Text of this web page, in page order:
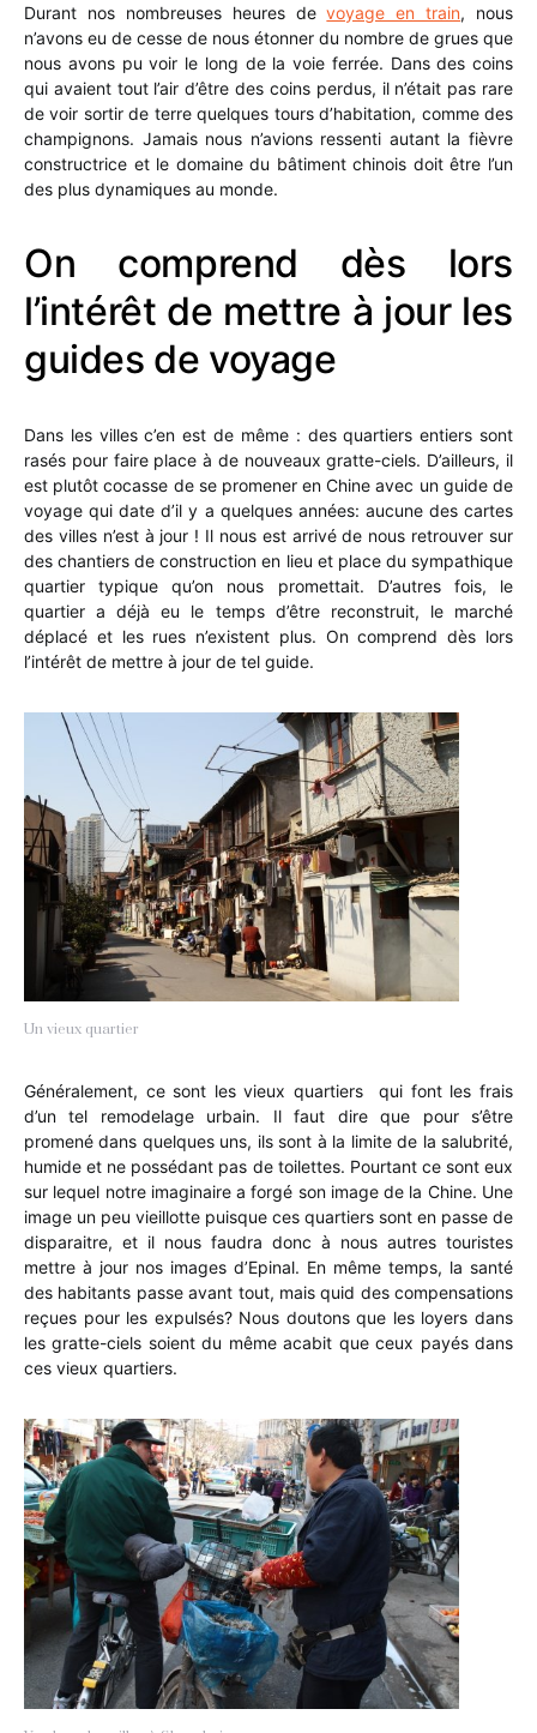
Durant nos nombreuses heures devoyage en train, nous
n’avons eu de cesse de nous étonner du nombre de grues que
nous avons pu voir le long de la voie ferrée. Dans des coins
qui avaient tout l’air d’être des coins perdus, il n’était pas rare
de voir sortir de terre quelques tours d’habitation, comme des
champignons. Jamais nous n’avions ressenti autant la fièvre
constructrice et le domaine du bâtiment chinois doit être l’un
des plus dynamiques au monde.
On comprend dès lors
l’intérêt de mettre à jour les
guides de voyage
Dans les villes c’en est de même : des quartiers entiers sont
rasés pour faire place à de nouveaux gratte-ciels. D’ailleurs, il
est plutôt cocasse de se promener en Chine avec un guide de
voyage qui date d’il y a quelques années: aucune des cartes
des villes n’est à jour ! Il nous est arrivé de nous retrouver sur
des chantiers de construction en lieu et place du sympathique
quartier typique qu’on nous promettait. D’autres fois, le
quartier a déjà eu le temps d’être reconstruit, le marché
déplacé et les rues n’existent plus. On comprend dès lors
l’intérêt de mettre à jour de tel guide.
Un vieux quartier
Généralement, ce sont les vieux quartiers qui font les frais
d’un tel remodelage urbain. Il faut dire que pour s’être
promené dans quelques uns, ils sont à la limite de la salubrité,
humide et ne possédant pas de toilettes. Pourtant ce sont eux
sur lequel notre imaginaire a forgé son image de la Chine. Une
image un peu vieillotte puisque ces quartiers sont en passe de
disparaitre, et il nous faudra donc à nous autres touristes
mettre à jour nos images d’Epinal. En même temps, la santé
des habitants passe avant tout, mais quid des compensations
reçues pour les expulsés? Nous doutons que les loyers dans
les gratte-ciels soient du même acabit que ceux payés dans
ces vieux quartiers.